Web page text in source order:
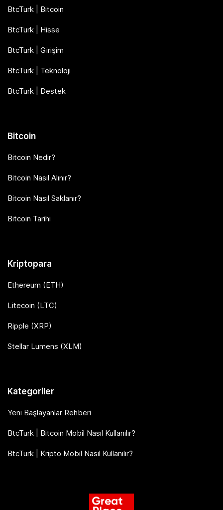
BtcTurk | Bitcoin
BtcTurk | Hisse
BtcTurk | Girişim
BtcTurk | Teknoloji
BtcTurk | Destek
Bitcoin
Bitcoin Nedir?
Bitcoin Nasıl Alınır?
Bitcoin Nasıl Saklanır?
Bitcoin Tarihi
Kriptopara
Ethereum (ETH)
Litecoin (LTC)
Ripple (XRP)
Stellar Lumens (XLM)
Kategoriler
Yeni Başlayanlar Rehberi
BtcTurk | Bitcoin Mobil Nasıl Kullanılır?
BtcTurk | Kripto Mobil Nasıl Kullanılır?